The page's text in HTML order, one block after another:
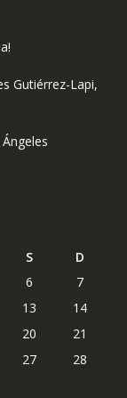
Gutiérrez-Lapi,
S
D
6
7
13
14
20
21
27
28